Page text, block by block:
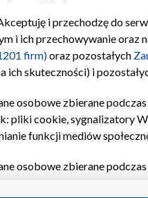
i przechodzę do
i ich przechowywanie oraz
firm)oraz pozostałych
ich skuteczności) i
osobowe zbierane
pliki cookie, sygnalizatory
funkcji mediów
osobowe zbierane